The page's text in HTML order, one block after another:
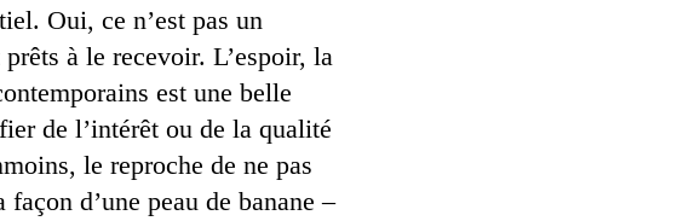
Oui, ce n’est pas un
à le recevoir. L’espoir, la
est une belle
de l’intérêt ou de la qualité
le reproche de ne pas
d’une peau de banane –